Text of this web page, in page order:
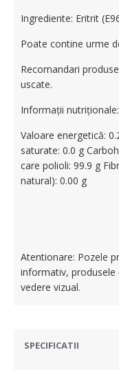
Ingrediente: Eritrit
Poate contine urme
Recomandari
uscate.
Informații
Valoare energetică:
saturate: 0.0 g
care polioli: 99.9 g
natural): 0.00 g
Atentionare: Pozele
informativ,
vedere vizual.
SPECIFICATII